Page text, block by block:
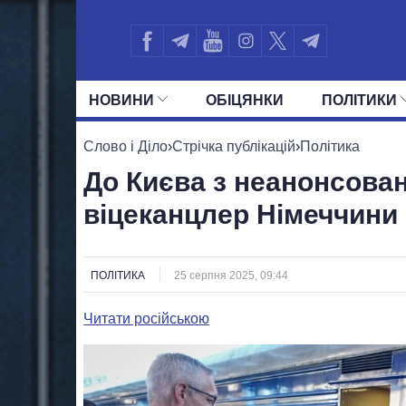
НОВИНИ ОБIЦЯНКИ ПОЛIТИКИ
УСІ ПОЛІТИКИ ПРЕЗИДЕНТ І ОФІС
Слово і Діло›Стрічка публікацій›Політика
До Києва з
віцеканцлер Німеччини
ПОЛІТИКА 25 серпня 2025, 09:44
Читати російською